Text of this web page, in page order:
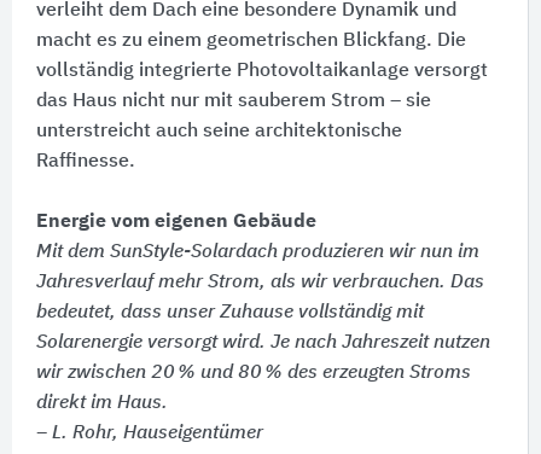
verleiht dem Dach eine besondere Dynamik und
macht es zu einem geometrischen Blickfang. Die
vollständig integrierte Photovoltaikanlage versorgt
das Haus nicht nur mit sauberem Strom – sie
unterstreicht auch seine architektonische
Raffinesse.
Energie vom eigenen Gebäude
Mit dem SunStyle-Solardach produzieren wir nun im
Jahresverlauf mehr Strom, als wir verbrauchen. Das
bedeutet, dass unser Zuhause vollständig mit
Solarenergie versorgt wird. Je nach Jahreszeit nutzen
wir zwischen 20 % und 80 % des erzeugten Stroms
direkt im Haus.
– L. Rohr, Hauseigentümer